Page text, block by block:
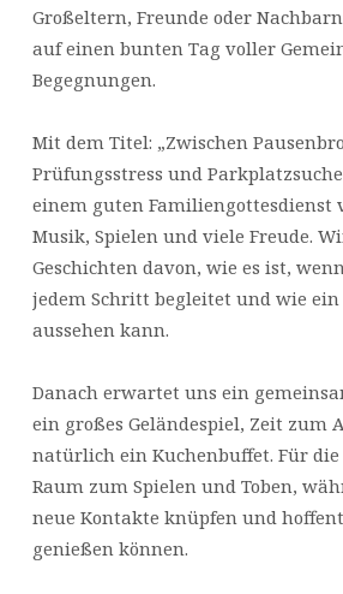
Großeltern, Freunde oder
auf einen bunten Tag voller
Begegnungen.
Mit dem Titel: „Zwischen
Prüfungsstress und
einem guten Familiengottesdienst
Musik, Spielen und viele Freude.
Geschichten davon, wie es ist,
jedem Schritt begleitet und wie ein
aussehen kann.
Danach erwartet uns ein
ein großes Geländespiel, Zeit zum
natürlich ein Kuchenbuffet. Für
Raum zum Spielen und Toben,
neue Kontakte knüpfen und
genießen können.